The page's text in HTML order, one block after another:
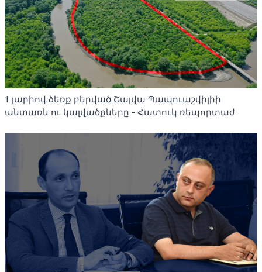
1 լարիով ձեռք բերված Շալվա Պապուաշվիլիի
անտառն ու կալվածքները - Հատուկ ռեպորտաժ